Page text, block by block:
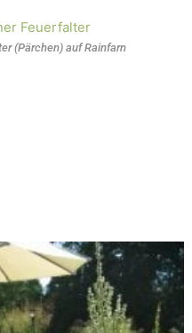
(Pärchen) auf Rainfarn